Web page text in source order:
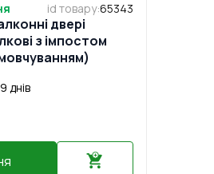
id товару:65343
двері
з імпостом
днів